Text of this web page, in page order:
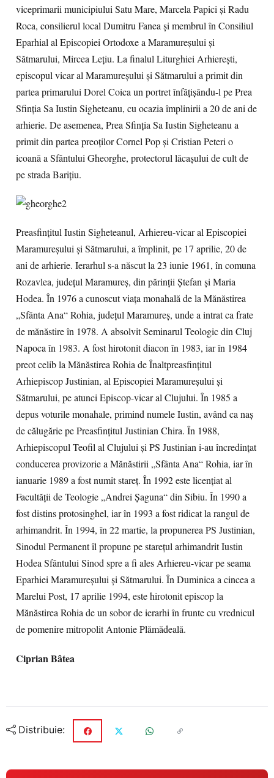
viceprimarii municipiului Satu Mare, Marcela Papici şi Radu
Roca, consilierul local Dumitru Fanea şi membrul în Consiliul
Eparhial al Episcopiei Ortodoxe a Maramureşului şi
Sătmarului, Mircea Leţiu. La finalul Liturghiei Arhiereşti,
episcopul vicar al Maramureşului şi Sătmarului a primit din
partea primarului Dorel Coica un portret înfăţişându-l pe Prea
Sfinţia Sa Iustin Sigheteanu, cu ocazia împlinirii a 20 de ani de
arhierie. De asemenea, Prea Sfinţia Sa Iustin Sigheteanu a
primit din partea preoţilor Cornel Pop şi Cristian Peteri o
icoană a Sfântului Gheorghe, protectorul lăcaşului de cult de
pe strada Bariţiu.
Preasfinţitul Iustin Sigheteanul, Arhiereu-vicar al Episcopiei
Maramureşului şi Sătmarului, a împlinit, pe 17 aprilie, 20 de
ani de arhierie. Ierarhul s-a născut la 23 iunie 1961, în comuna
Rozavlea, judeţul Maramureş, din părinţii Ştefan şi Maria
Hodea. În 1976 a cunoscut viaţa monahală de la Mănăstirea
„Sfânta Ana“ Rohia, judeţul Maramureş, unde a intrat ca frate
de mănăstire în 1978. A absolvit Seminarul Teologic din Cluj
Napoca în 1983. A fost hirotonit diacon în 1983, iar în 1984
preot celib la Mănăstirea Rohia de Înaltpreasfinţitul
Arhiepiscop Justinian, al Episcopiei Maramureşului şi
Sătmarului, pe atunci Episcop-vicar al Clujului. În 1985 a
depus voturile monahale, primind numele Iustin, având ca naş
de călugărie pe Preasfinţitul Justinian Chira. În 1988,
Arhiepiscopul Teofil al Clujului şi PS Justinian i-au încredinţat
conducerea provizorie a Mănăstirii „Sfânta Ana“ Rohia, iar în
ianuarie 1989 a fost numit stareţ. În 1992 este licenţiat al
Facultăţii de Teologie „Andrei Şaguna“ din Sibiu. În 1990 a
fost distins protosinghel, iar în 1993 a fost ridicat la rangul de
arhimandrit. În 1994, în 22 martie, la propunerea PS Justinian,
Sinodul Permanent îl propune pe stareţul arhimandrit Iustin
Hodea Sfântului Sinod spre a fi ales Arhiereu-vicar pe seama
Eparhiei Maramureşului şi Sătmarului. În Duminica a cincea a
Marelui Post, 17 aprilie 1994, este hirotonit episcop la
Mănăstirea Rohia de un sobor de ierarhi în frunte cu vrednicul
de pomenire mitropolit Antonie Plămădeală.
Ciprian Bâtea
Distribuie: